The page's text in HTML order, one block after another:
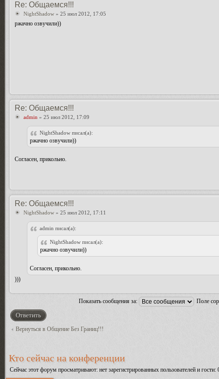
Re: Общаемся!!!
NightShadow » 25 июл 2012, 17:05
ржачно озвучили))
Re: Общаемся!!!
admin » 25 июл 2012, 17:09
NightShadow писал(а):
ржачно озвучили))
Согласен, прикольно.
Re: Общаемся!!!
NightShadow » 25 июл 2012, 17:11
admin писал(а):
NightShadow писал(а):
ржачно озвучили))
Согласен, прикольно.
)))
Показать сообщения за: Поле
Ответить
Вернуться в Общение Без Границ!!!
Кто сейчас на конференции
Сейчас этот форум просматривают: нет зарегистрированных пользователей и гости: